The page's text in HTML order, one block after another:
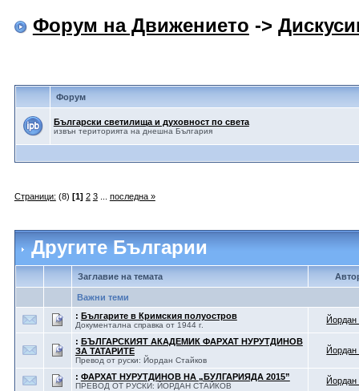
Форум на Движението ->
Форум
Български светилища и духовност по света
извън територията на днешна България
Страници: (8) [1] 2 3... последна »
Другите Българии
Заглавие на темата
Важни теми
: Българите в Кримския полуостров
Документална справка от 1944 г.
: БЪЛГАРСКИЯТ АКАДЕМИК ФАРХАТ НУРУТДИНОВ
ЗА ТАТАРИТЕ
Превод от руски: Йордан Стайков
: ФАРХАТ НУРУТДИНОВ НА „БУЛГАРИЯДА 2015”
ПРЕВОД ОТ РУСКИ: ЙОРДАН СТАЙКОВ